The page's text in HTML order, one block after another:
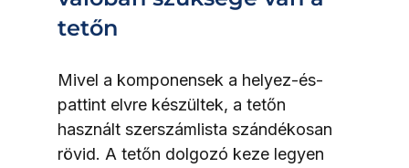
tetőn
Mivel a komponensek a helyez-és-
pattint elvre készültek, a tetőn
használt szerszámlista szándékosan
rövid. A tetőn dolgozó keze legyen